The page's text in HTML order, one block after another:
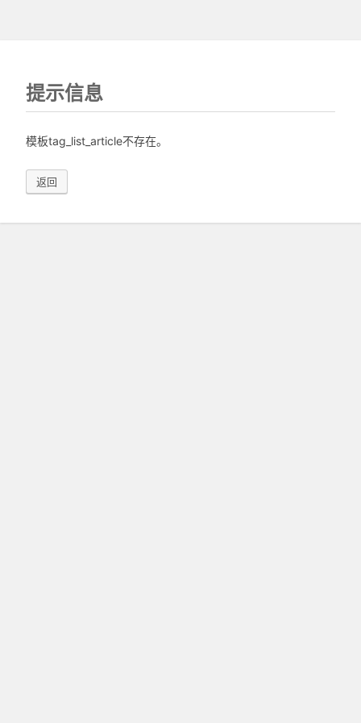
提示信息
模板tag_list_article不存在。
返回